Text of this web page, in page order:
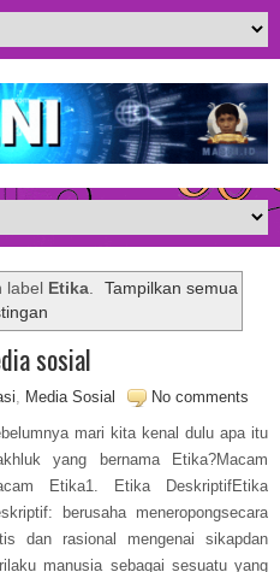
label Etika.
Tampilkan semua
sosial
, Media Sosial
No comments
mari kita kenal dulu apa itu
yang bernama Etika?Macam
Etika1. Etika DeskriptifEtika
berusaha meneropongsecara
dan rasional mengenai sikapdan
manusia sebagai sesuatu yang